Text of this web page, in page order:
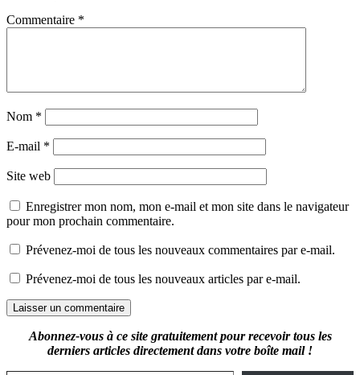
Commentaire *
Nom *
E-mail *
Site web
Enregistrer mon nom, mon e-mail et mon site dans le navigateur
pour mon prochain commentaire.
Prévenez-moi de tous les nouveaux commentaires par e-mail.
Prévenez-moi de tous les nouveaux articles par e-mail.
Abonnez-vous à ce site gratuitement pour recevoir tous les
derniers articles directement dans votre boîte mail !
Saisissez votre adresse e-mail…